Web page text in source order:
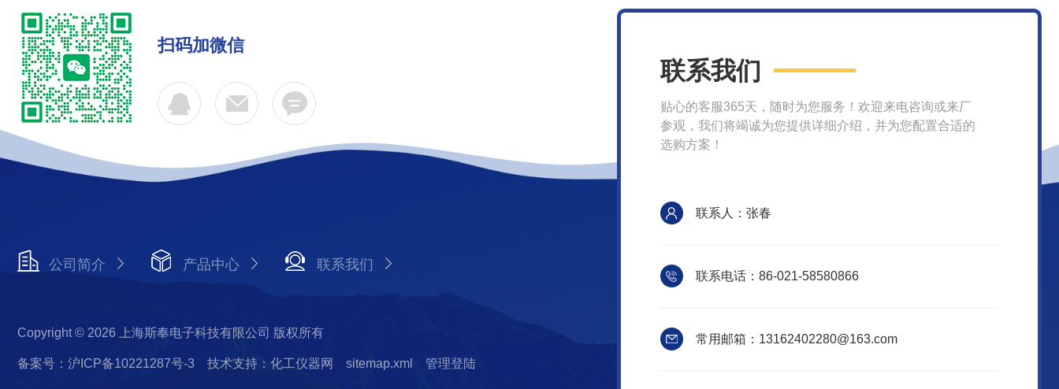
扫码加微信
公司简介 产品中心 联系我们
Copyright © 2026 上海斯奉电子科技有限公司 版权所有
备案号：沪ICP备10221287号-3 技术支持：化工仪器网 sitemap.xml 管理登陆
联系我们
贴心的客服365天，随时为您服务！欢迎来电咨询或来厂
参观，我们将竭诚为您提供详细介绍，并为您配置合适的
选购方案！
联系人：张春
联系电话：86-021-58580866
常用邮箱：13162402280@163.com